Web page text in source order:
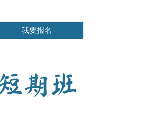
我要报名
期班